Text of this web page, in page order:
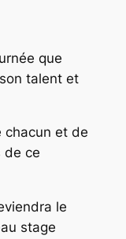
que
talent et
chacun et de
de ce
le
stage